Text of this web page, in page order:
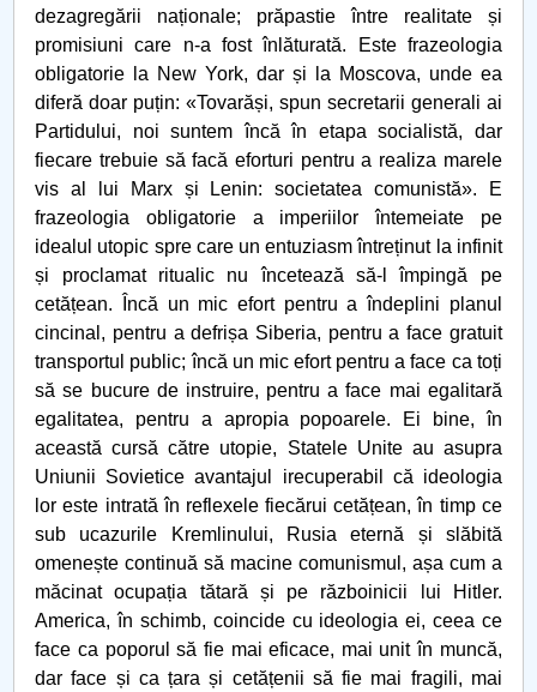
dezagregării naționale; prăpastie între realitate și
promisiuni care n-a fost înlăturată. Este frazeologia
obligatorie la New York, dar și la Moscova, unde ea
diferă doar puțin: «Tovarăși, spun secretarii generali ai
Partidului, noi suntem încă în etapa socialistă, dar
fiecare trebuie să facă eforturi pentru a realiza marele
vis al lui Marx și Lenin: societatea comunistă». E
frazeologia obligatorie a imperiilor întemeiate pe
idealul utopic spre care un entuziasm întreținut la infinit
și proclamat ritualic nu încetează să-l împingă pe
cetățean. Încă un mic efort pentru a îndeplini planul
cincinal, pentru a defrișa Siberia, pentru a face gratuit
transportul public; încă un mic efort pentru a face ca toți
să se bucure de instruire, pentru a face mai egalitară
egalitatea, pentru a apropia popoarele. Ei bine, în
această cursă către utopie, Statele Unite au asupra
Uniunii Sovietice avantajul irecuperabil că ideologia
lor este intrată în reflexele fiecărui cetățean, în timp ce
sub ucazurile Kremlinului, Rusia eternă și slăbită
omenește continuă să macine comunismul, așa cum a
măcinat ocupația tătară și pe războinicii lui Hitler.
America, în schimb, coincide cu ideologia ei, ceea ce
face ca poporul să fie mai eficace, mai unit în muncă,
dar face și ca țara și cetățenii să fie mai fragili, mai